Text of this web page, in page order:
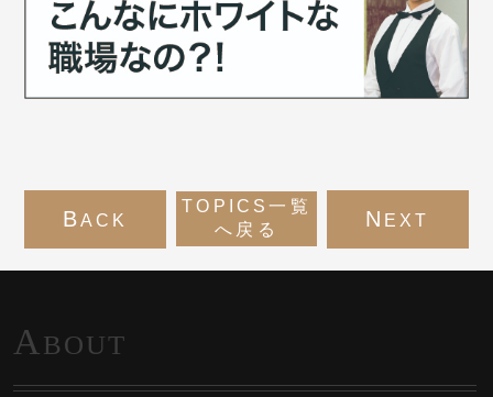
BACK
TOPICS一覧
へ戻る
N EXT
A BOUT